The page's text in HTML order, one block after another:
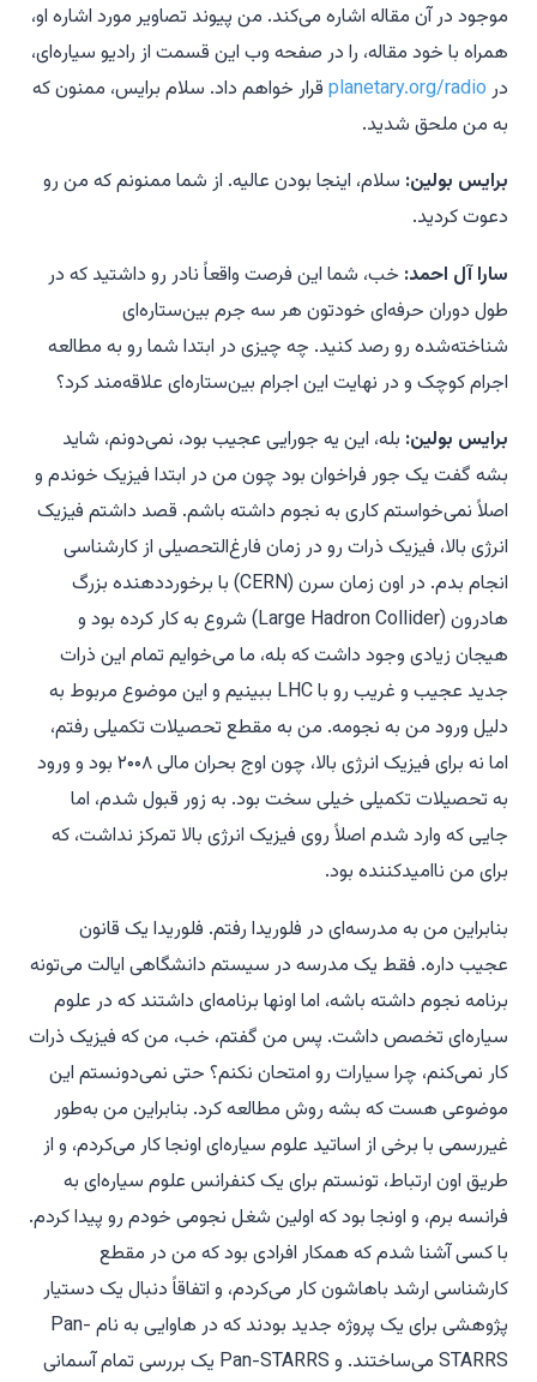
موجود در آن مقاله اشاره می‌کند. من پیوند تصاویر مورد اشاره او،
همراه با خود مقاله، را در صفحه وب این قسمت از رادیو سیاره‌ای،
در planetary.org/radio قرار خواهم داد. سلام برایس، ممنون که
به من ملحق شدید.
برایس بولین: سلام، اینجا بودن عالیه. از شما ممنونم که من رو
دعوت کردید.
سارا آل احمد: خب، شما این فرصت واقعاً نادر رو داشتید که در
طول دوران حرفه‌ای خودتون هر سه جرم بین‌ستاره‌ای
شناخته‌شده رو رصد کنید. چه چیزی در ابتدا شما رو به مطالعه
اجرام کوچک و در نهایت این اجرام بین‌ستاره‌ای علاقه‌مند کرد؟
برایس بولین: بله، این یه جورایی عجیب بود، نمی‌دونم، شاید
بشه گفت یک جور فراخوان بود چون من در ابتدا فیزیک خوندم و
اصلاً نمی‌خواستم کاری به نجوم داشته باشم. قصد داشتم فیزیک
انرژی بالا، فیزیک ذرات رو در زمان فارغ‌التحصیلی از کارشناسی
انجام بدم. در اون زمان سرن (CERN) با برخورددهنده بزرگ
هادرون (Large Hadron Collider) شروع به کار کرده بود و
هیجان زیادی وجود داشت که بله، ما می‌خوایم تمام این ذرات
جدید عجیب و غریب رو با LHC ببینیم و این موضوع مربوط به
دلیل ورود من به نجومه. من به مقطع تحصیلات تکمیلی رفتم،
اما نه برای فیزیک انرژی بالا، چون اوج بحران مالی ۲۰۰۸ بود و ورود
به تحصیلات تکمیلی خیلی سخت بود. به زور قبول شدم، اما
جایی که وارد شدم اصلاً روی فیزیک انرژی بالا تمرکز نداشت، که
برای من ناامیدکننده بود.
بنابراین من به مدرسه‌ای در فلوریدا رفتم. فلوریدا یک قانون
عجیب داره. فقط یک مدرسه در سیستم دانشگاهی ایالت می‌تونه
برنامه نجوم داشته باشه، اما اونها برنامه‌ای داشتند که در علوم
سیاره‌ای تخصص داشت. پس من گفتم، خب، من که فیزیک ذرات
کار نمی‌کنم، چرا سیارات رو امتحان نکنم؟ حتی نمی‌دونستم این
موضوعی هست که بشه روش مطالعه کرد. بنابراین من به‌طور
غیررسمی با برخی از اساتید علوم سیاره‌ای اونجا کار می‌کردم، و از
طریق اون ارتباط، تونستم برای یک کنفرانس علوم سیاره‌ای به
فرانسه برم، و اونجا بود که اولین شغل نجومی خودم رو پیدا کردم.
با کسی آشنا شدم که همکار افرادی بود که من در مقطع
کارشناسی ارشد باهاشون کار می‌کردم، و اتفاقاً دنبال یک دستیار
پژوهشی برای یک پروژه جدید بودند که در هاوایی به نام Pan-
STARRS می‌ساختند. و Pan-STARRS یک بررسی تمام آسمانی